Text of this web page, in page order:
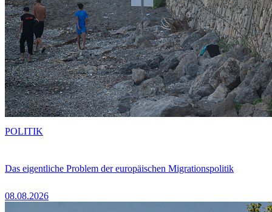
Das eigentliche Problem der europäischen Migrationspolitik
08.08.2026
POLITIK